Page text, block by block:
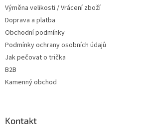
Výměna velikosti / Vrácení zboží
Doprava a platba
Obchodní podmínky
Podmínky ochrany osobních údajů
Jak pečovat o trička
B2B
Kamenný obchod
Kontakt